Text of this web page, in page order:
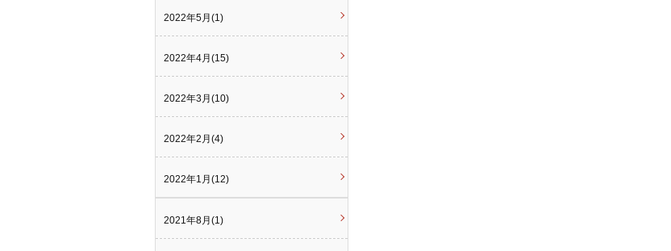
2022年5月(1)
2022年4月(15)
2022年3月(10)
2022年2月(4)
2022年1月(12)
2021年8月(1)